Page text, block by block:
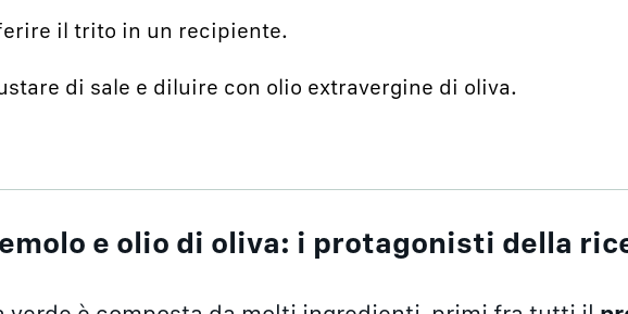
il trito in un recipiente.
di sale e diluire con olio extravergine di oliva.
e olio di oliva: i protagonisti della